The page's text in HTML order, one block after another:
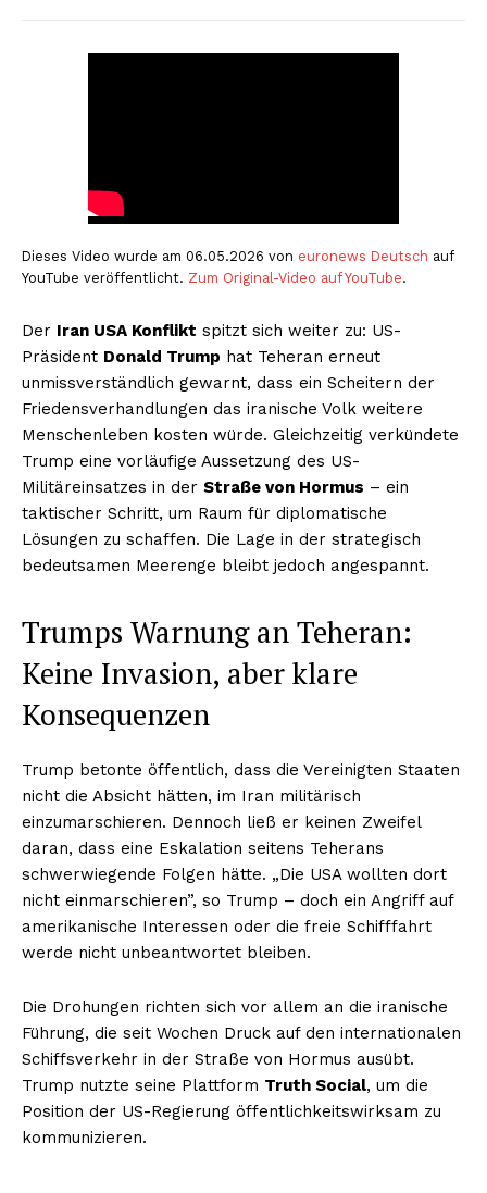
Dieses Video wurde am 06.05.2026 von euronews Deutsch auf
YouTube veröffentlicht. Zum Original-Video auf YouTube.
Der Iran USA Konflikt spitzt sich weiter zu: US-
Präsident Donald Trump hat Teheran erneut
unmissverständlich gewarnt, dass ein Scheitern der
Friedensverhandlungen das iranische Volk weitere
Menschenleben kosten würde. Gleichzeitig verkündete
Trump eine vorläufige Aussetzung des US-
Militäreinsatzes in der Straße von Hormus – ein
taktischer Schritt, um Raum für diplomatische
Lösungen zu schaffen. Die Lage in der strategisch
bedeutsamen Meerenge bleibt jedoch angespannt.
Trumps Warnung an Teheran:
Keine Invasion, aber klare
Konsequenzen
Trump betonte öffentlich, dass die Vereinigten Staaten
nicht die Absicht hätten, im Iran militärisch
einzumarschieren. Dennoch ließ er keinen Zweifel
daran, dass eine Eskalation seitens Teherans
schwerwiegende Folgen hätte. „Die USA wollten dort
nicht einmarschieren”, so Trump – doch ein Angriff auf
amerikanische Interessen oder die freie Schifffahrt
werde nicht unbeantwortet bleiben.
Die Drohungen richten sich vor allem an die iranische
Führung, die seit Wochen Druck auf den internationalen
Schiffsverkehr in der Straße von Hormus ausübt.
Trump nutzte seine Plattform Truth Social, um die
Position der US-Regierung öffentlichkeitswirksam zu
kommunizieren.